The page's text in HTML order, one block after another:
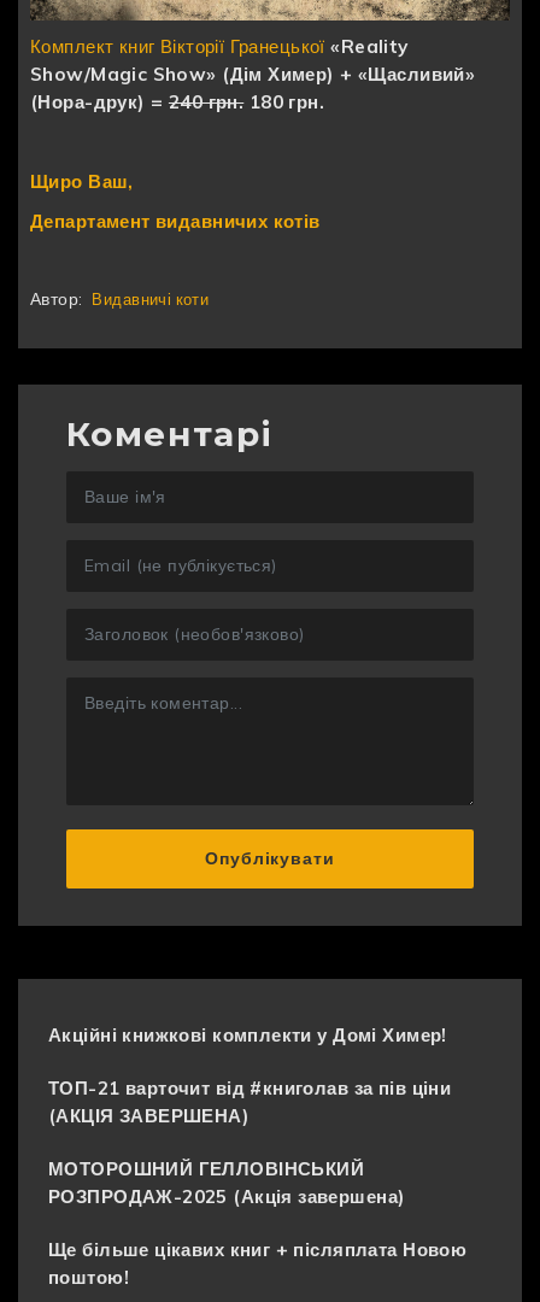
Комплект книг Вікторії Гранецької«Reality
Show/Magic Show» (Дім Химер) + «Щасливий»
(Нора-друк) = 240 грн.180 грн.
Щиро Ваш,
Департамент видавничих котів
Автор: Видавничі коти
Коментарі
Опублікувати
Акційні книжкові комплекти у Домі Химер!
ТОП-21 варточит від #книголав за пів ціни
(АКЦІЯ ЗАВЕРШЕНА)
МОТОРОШНИЙ ГЕЛЛОВІНСЬКИЙ
РОЗПРОДАЖ-2025 (Акція завершена)
Ще більше цікавих книг + післяплата Новою
поштою!